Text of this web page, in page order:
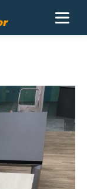
產品介紹
活動家具選購
聯絡我們